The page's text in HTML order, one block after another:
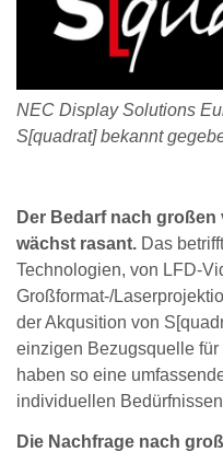
NEC Display Solutions
S[quadrat] bekannt
Der Bedarf nach
wächst rasant. Das
Technologien, von LFD-
Großformat-/
der Akqusition von
einzigen Bezugsquelle
haben so eine
individuellen
Die Nachfrage nach